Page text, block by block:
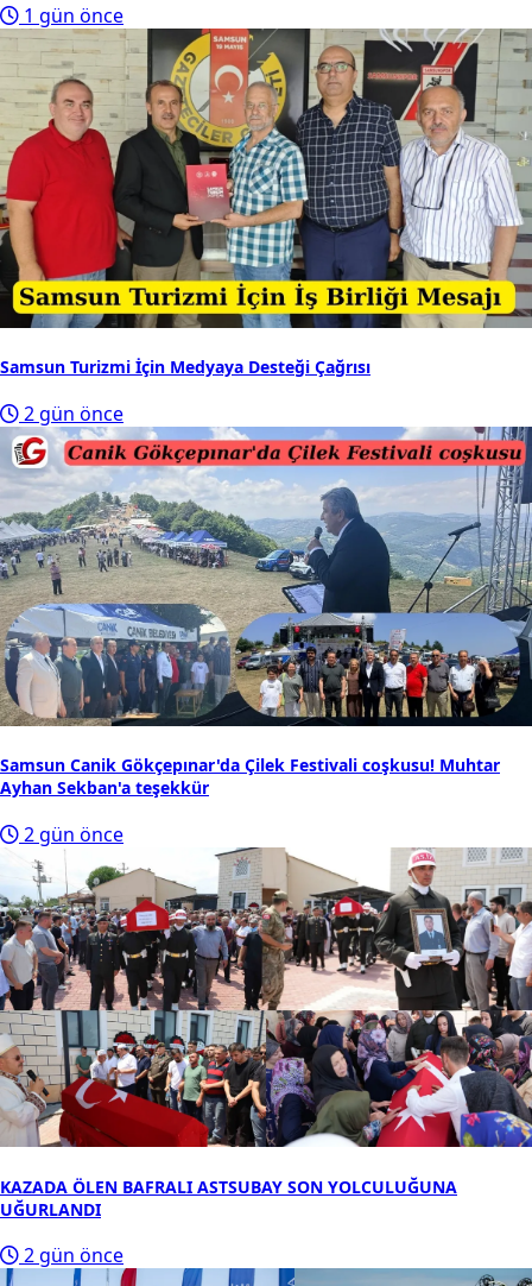
1 gün önce
Samsun Turizmi İçin Medyaya Desteği Çağrısı
2 gün önce
Samsun Canik Gökçepınar'da Çilek Festivali coşkusu! Muhtar
Ayhan Sekban'a teşekkür
2 gün önce
KAZADA ÖLEN BAFRALI ASTSUBAY SON YOLCULUĞUNA
UĞURLANDI
2 gün önce